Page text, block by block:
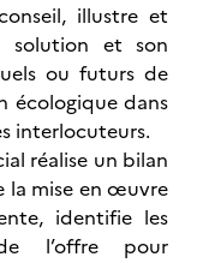
illustre et
solution et son
ou futurs de
écologique dans
interlocuteurs.
réalise un bilan
la mise en œuvre
identifie les
l’offre pour